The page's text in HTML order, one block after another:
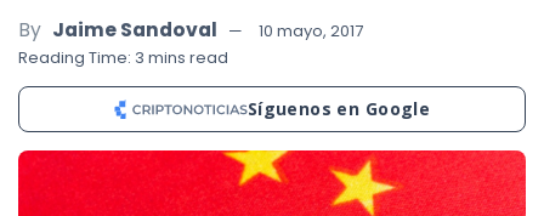
By Jaime Sandoval
10 mayo, 2017
Reading Time: 3 mins read
Síguenos en Google